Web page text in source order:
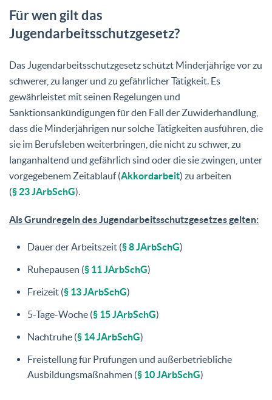
Für wen gilt das
Jugendarbeitsschutzgesetz?
Das Jugendarbeitsschutzgesetz schützt Minderjährige vor zu
schwerer, zu langer und zu gefährlicher Tätigkeit. Es
gewährleistet mit seinen Regelungen und
Sanktionsankündigungen für den Fall der Zuwiderhandlung,
dass die Minderjährigen nur solche Tätigkeiten ausführen, die
sie im Berufsleben weiterbringen, die nicht zu schwer, zu
langanhaltend und gefährlich sind oder die sie zwingen, unter
vorgegebenem Zeitablauf (Akkordarbeit) zu arbeiten
(§ 23 JArbSchG).
Als Grundregeln des Jugendarbeitsschutzgesetzes gelten:
Dauer der Arbeitszeit (§ 8 JArbSchG)
Ruhepausen (§ 11 JArbSchG)
Freizeit (§ 13 JArbSchG)
5-Tage-Woche (§ 15 JArbSchG)
Nachtruhe (§ 14 JArbSchG)
Freistellung für Prüfungen und außerbetriebliche
Ausbildungsmaßnahmen (§ 10 JArbSchG)